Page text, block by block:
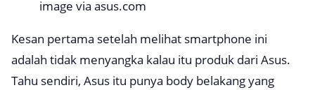
image via asus.com
Kesan pertama setelah melihat smartphone ini
adalah tidak menyangka kalau itu produk dari Asus.
Tahu sendiri, Asus itu punya body belakang yang